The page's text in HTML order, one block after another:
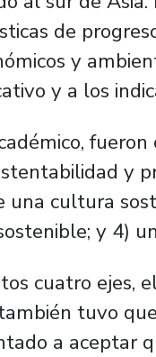
de
y
y a los
y
una cultura
y 4)
cuatro ejes,
tuvo
a aceptar